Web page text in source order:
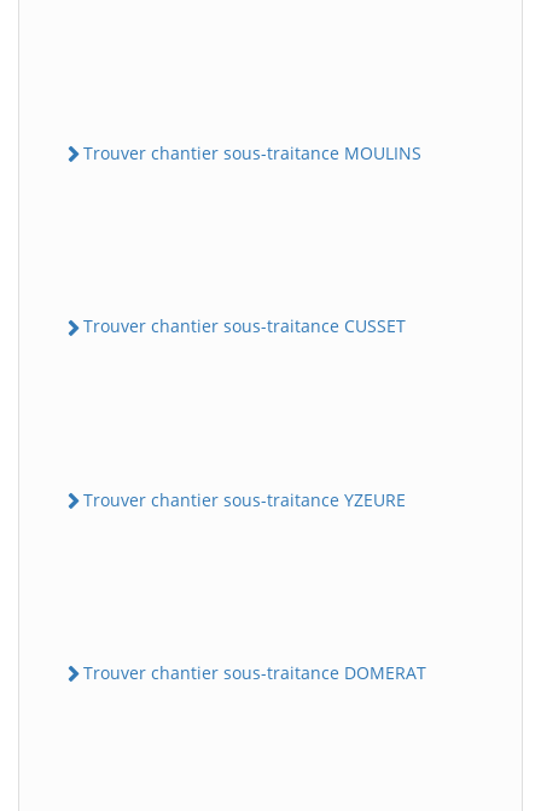
Trouver chantier sous-traitance MOULINS
Trouver chantier sous-traitance CUSSET
Trouver chantier sous-traitance YZEURE
Trouver chantier sous-traitance DOMERAT